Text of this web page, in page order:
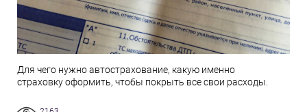
Для чего нужно автострахование, какую именно
страховку оформить, чтобы покрыть все свои расходы.